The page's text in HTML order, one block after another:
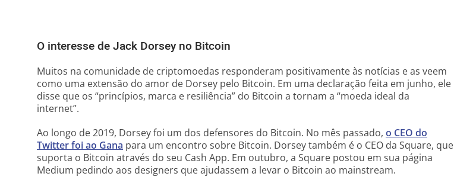
O interesse de Jack Dorsey no Bitcoin
Muitos na comunidade de criptomoedas responderam positivamente às notícias e as veem
como uma extensão do amor de Dorsey pelo Bitcoin. Em uma declaração feita em junho, ele
disse que os “princípios, marca e resiliência” do Bitcoin a tornam a “moeda ideal da
internet”.
Ao longo de 2019, Dorsey foi um dos defensores do Bitcoin. No mês passado, o CEO do
Twitter foi ao Gana para um encontro sobre Bitcoin. Dorsey também é o CEO da Square, que
suporta o Bitcoin através do seu Cash App. Em outubro, a Square postou em sua página
Medium pedindo aos designers que ajudassem a levar o Bitcoin ao mainstream.